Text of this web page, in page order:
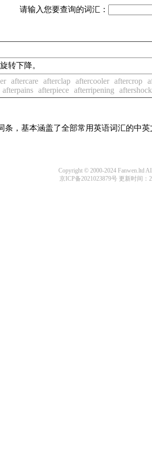
请输入您要查询的词汇：
转下降。
aftercare afterclap aftercooler aftercrop
afterpains afterpiece afterripening aftershock
，基本涵盖了全部常用英语词汇的中
Copyright © 2000-2024 Fanwen.ltd
京ICP备2021023879号更新时间：